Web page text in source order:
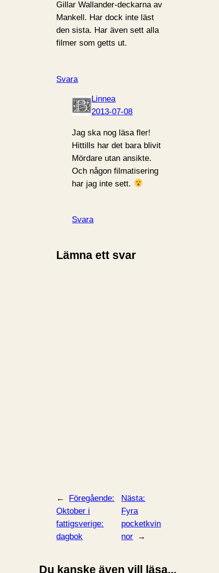
Gillar Wallander-deckarna av
Mankell. Har dock inte läst
den sista. Har även sett alla
filmer som getts ut.
Svara
Linnea
2013-07-08
Jag ska nog läsa fler!
Hittills har det bara blivit
Mördare utan ansikte.
Och någon filmatisering
har jag inte sett.
Svara
Lämna ett svar
←
Föregående:
Oktober i
fattigsverige:
dagbok
Nästa:
Fyra
pocketkvin
nor
→
Du kanske även vill läsa...